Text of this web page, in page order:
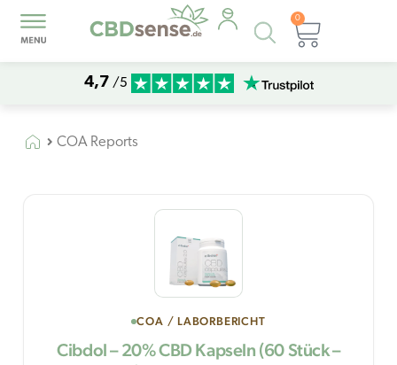
Products
search
0
4,7 /5
COA Reports
COA / LABORBERICHT
Cibdol – 20% CBD Kapseln (60 Stück –